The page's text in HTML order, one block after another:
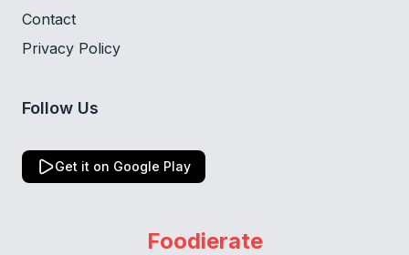
Contact
Privacy Policy
Follow Us
Get it on Google Play
Foodierate